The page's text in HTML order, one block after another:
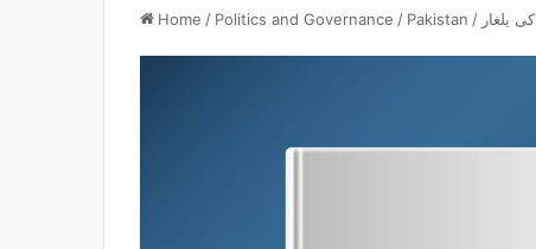
Home / Politics and Governance / Pakistan / یلغار